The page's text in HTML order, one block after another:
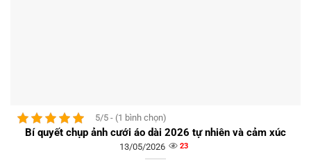
5/5 - (1 bình chọn)
Bí quyết chụp ảnh cưới áo dài 2026 tự nhiên và cảm xúc
13/05/2026 23